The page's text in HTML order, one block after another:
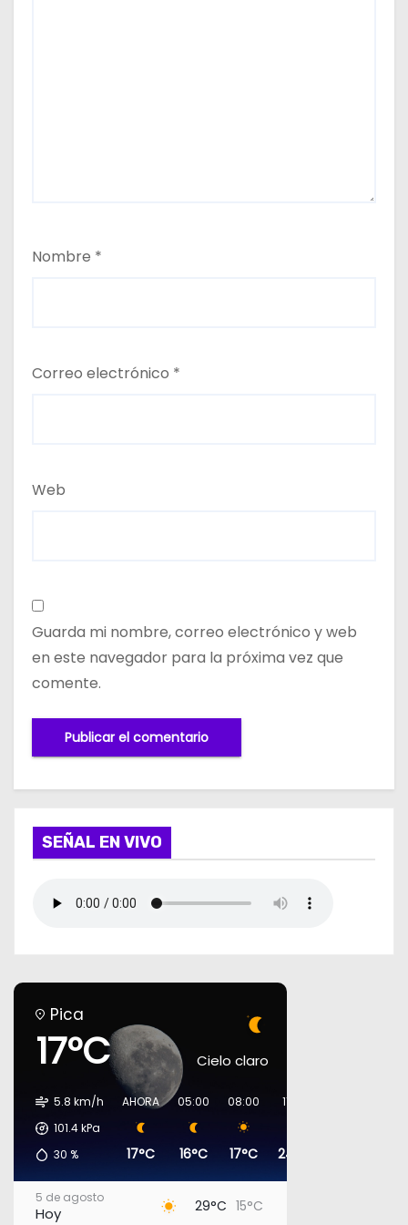
Nombre *
Correo electrónico *
Web
Guarda mi nombre, correo electrónico y web
en este navegador para la próxima vez que
comente.
SEÑAL EN VIVO
Pica
17°C Cielo claro
5.8 km/h
101.4kPa
30 %
AHORA
17°C
05:00
16°C
08:00
17°C
11:00
24°C
5 de agosto
Hoy 29°C 15°C